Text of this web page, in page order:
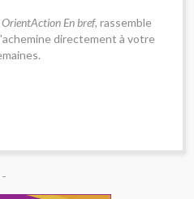
OrientAction En bref, rassemble
directement à votre